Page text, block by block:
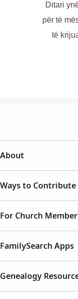
Ditari
për të
të